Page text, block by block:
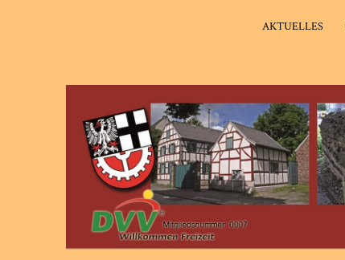
AKTUELLES